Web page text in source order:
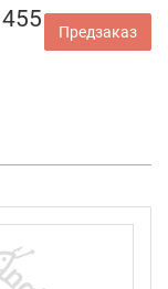
455
Предзаказ